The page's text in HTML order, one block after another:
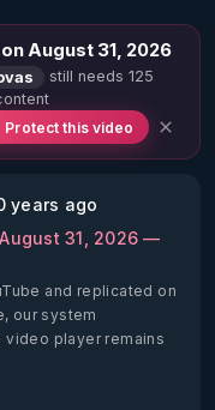
August 31, 2026
still needs 125
Protect this video
years ago
31, 2026 —
and replicated on
our system
video player remains